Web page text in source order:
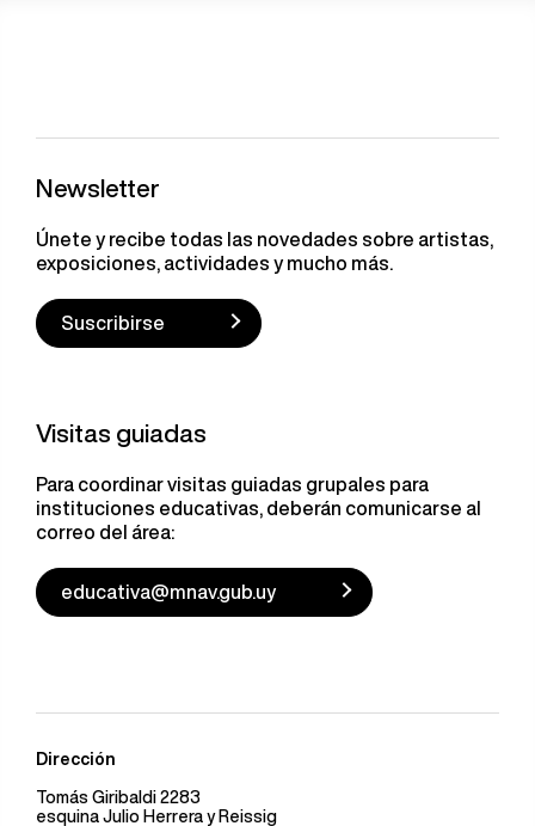
Newsletter
Únete y recibe todas las novedades sobre artistas,
exposiciones, actividades y mucho más.
Suscribirse
Visitas guiadas
Para coordinar visitas guiadas grupales para
instituciones educativas, deberán comunicarse al
correo del área:
educativa@mnav.gub.uy
Dirección
Tomás Giribaldi 2283
esquina Julio Herrera y Reissig